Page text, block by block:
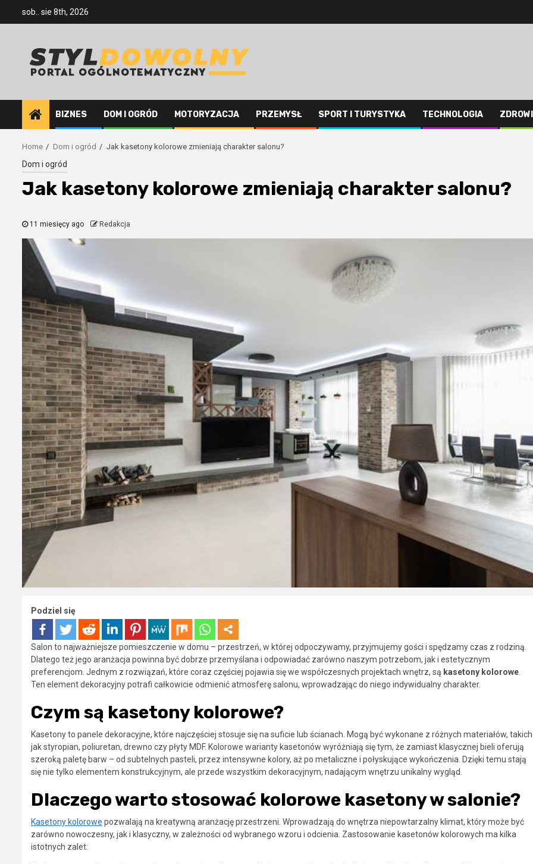
sob.. sie 8th, 2026
BIZNES DOM I OGRÓD MOTORYZACJA PRZEMYSŁ SPORT I TURYSTYKA TECHNOLOGIA
Home Dom i ogród Jak kasetony kolorowe zmieniają charakter salonu?
Dom i ogród
Jak kasetony kolorowe zmieniają charakter salonu?
11 miesięcy ago Redakcja
Podziel się
Salon to najważniejsze pomieszczenie w domu – przestrzeń, w której odpoczywamy, przyjmujemy gości i spędzamy czas z rodziną.
Dlatego też jego aranżacja powinna być dobrze przemyślana i odpowiadać zarówno naszym potrzebom, jak i estetycznym
preferencjom. Jednym z rozwiązań, które coraz częściej pojawia się we współczesnych projektach wnętrz, są kasetony kolorowe
Ten element dekoracyjny potrafi całkowicie odmienić atmosferę salonu, wprowadzając do niego indywidualny charakter.
Czym są kasetony kolorowe?
Kasetony to panele dekoracyjne, które najczęściej stosuje się na suficie lub ścianach. Mogą być wykonane z różnych materiałów, takich
jak styropian, poliuretan, drewno czy płyty MDF. Kolorowe warianty kasetonów wyróżniają się tym, że zamiast klasycznej bieli oferują
szeroką paletę barw – od subtelnych pasteli, przez intensywne kolory, aż po metaliczne i połyskujące wykończenia. Dzięki temu stają
się nie tylko elementem konstrukcyjnym, ale przede wszystkim dekoracyjnym, nadającym wnętrzu unikalny wygląd.
Dlaczego warto stosować kolorowe kasetony w salonie?
Kasetony kolorowe pozwalają na kreatywną aranżację przestrzeni. Wprowadzają do wnętrza niepowtarzalny klimat, który może być
zarówno nowoczesny, jak i klasyczny, w zależności od wybranego wzoru i odcienia. Zastosowanie kasetonów kolorowych ma kilka
istotnych zalet: